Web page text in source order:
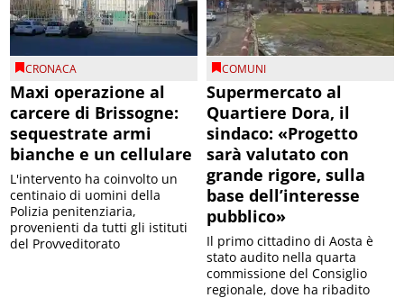
CRONACA
Maxi operazione al
carcere di Brissogne:
sequestrate armi
bianche e un cellulare
L'intervento ha coinvolto un
centinaio di uomini della
Polizia penitenziaria,
provenienti da tutti gli istituti
del Provveditorato
COMUNI
Supermercato al
Quartiere Dora, il
sindaco: «Progetto
sarà valutato con
grande rigore, sulla
base dell’interesse
pubblico»
Il primo cittadino di Aosta è
stato audito nella quarta
commissione del Consiglio
regionale, dove ha ribadito